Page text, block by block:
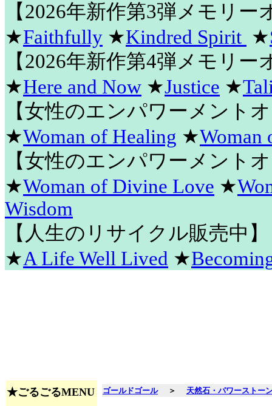
【2026年新作第3弾メモリー
★Faithfully ★Kindred Spirit ★
【2026年新作第4弾メモリー
★Here and Now ★Justice ★
【女性のエンパワーメント
★Woman of Healing ★Woman
【女性のエンパワーメント
★Woman of Divine Love ★
Wisdom
【人生のリサイクル販売中】
★A Life Well Lived ★
★ごるごるMENU ゴールドゴール ＞ 天然石・パワーストー